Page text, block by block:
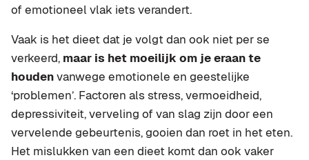
of emotioneel vlak iets verandert.
Vaak is het dieet dat je volgt dan ook niet per se
verkeerd, maar is het moeilijk om je eraan te
houdenvanwege emotionele en geestelijke
‘problemen’. Factoren als stress, vermoeidheid,
depressiviteit, verveling of van slag zijn door een
vervelende gebeurtenis, gooien dan roet in het eten.
Het mislukken van een dieet komt dan ook vaker